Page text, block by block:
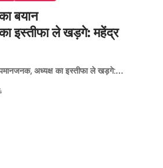
बयान
इस्तीफा ले खड़गे: महेंद्र
अध्यक्ष का इस्तीफा ले खड़गे:…